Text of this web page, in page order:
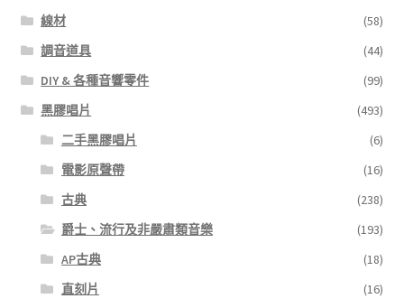
線材
(58)
調音道具
(44)
DIY & 各種音響零件
(99)
黑膠唱片
(493)
二手黑膠唱片
(6)
電影原聲帶
(16)
古典
(238)
爵士、流行及非嚴肅類音樂
(193)
AP古典
(18)
直刻片
(16)